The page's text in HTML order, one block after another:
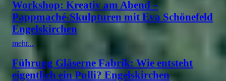
Workshop: Kreativ am Abend –
Pappmaché-Skulpturen mit Eva Schönefeld
Engelskirchen
mehr...
Führung Gläserne Fabrik: Wie entsteht
eigentlich ein Pulli? Engelskirchen